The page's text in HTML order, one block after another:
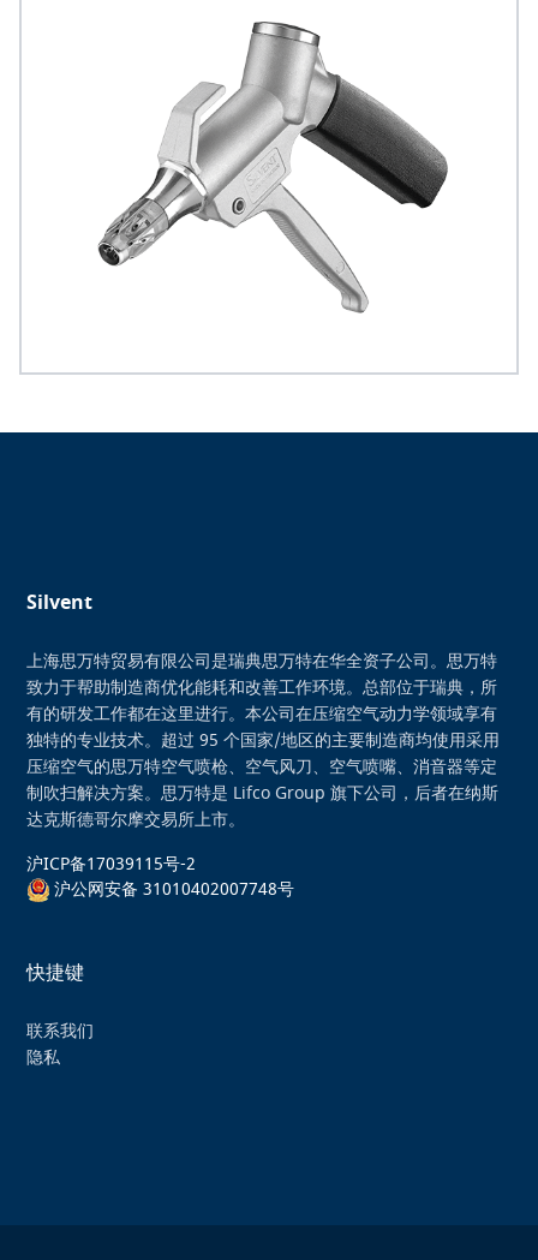
Silvent
上海思万特贸易有限公司是瑞典思万特在华全资子公司。思万特
致力于帮助制造商优化能耗和改善工作环境。总部位于瑞典，所
有的研发工作都在这里进行。本公司在压缩空气动力学领域享有
独特的专业技术。超过 95 个国家/地区的主要制造商均使用采用
压缩空气的思万特空气喷枪、空气风刀、空气喷嘴、消音器等定
制吹扫解决方案。思万特是 Lifco Group 旗下公司，后者在纳斯
达克斯德哥尔摩交易所上市。
沪ICP备17039115号-2
沪公网安备 31010402007748号
快捷键
联系我们
隐私